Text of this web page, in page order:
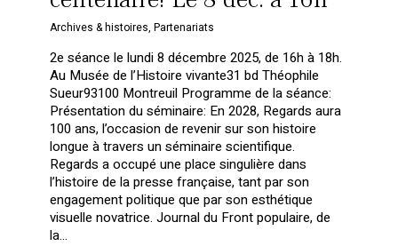
Archives & histoires,Partenariats
2e séance le lundi 8 décembre 2025, de 16h à 18h.
Au Musée de l’Histoire vivante31 bd Théophile
Sueur93100 Montreuil Programme de la séance:
Présentation du séminaire: En 2028, Regards aura
100 ans, l’occasion de revenir sur son histoire
longue à travers un séminaire scientifique.
Regards a occupé une place singulière dans
l’histoire de la presse française, tant par son
engagement politique que par son esthétique
visuelle novatrice. Journal du Front populaire, de
la…